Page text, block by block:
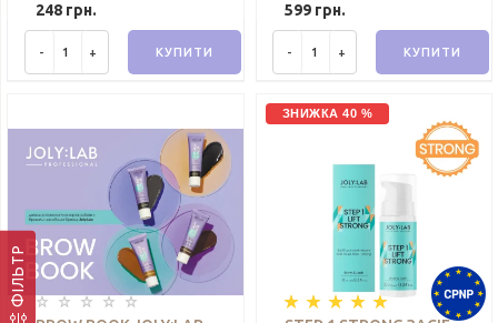
ФІЛЬТР
248 грн.
- + КУПИТИ
599 грн.
- + КУПИТИ
ЗНИЖКА 40 %